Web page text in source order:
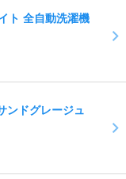
ト 全自動洗濯機
ンドグレージュ